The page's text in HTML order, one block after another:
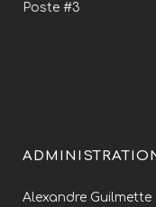
Poste #3
Alexandre Guilmette